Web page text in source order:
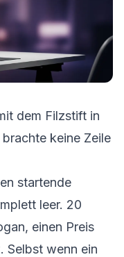
dem Filzstift in
keine Zeile
startende
leer. 20
einen Preis
Selbst wenn ein